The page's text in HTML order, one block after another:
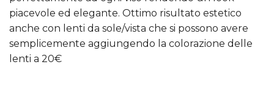
piacevole ed elegante. Ottimo risultato estetico
anche con lenti da sole/vista che si possono avere
semplicemente aggiungendo la colorazione delle
lenti a 20€